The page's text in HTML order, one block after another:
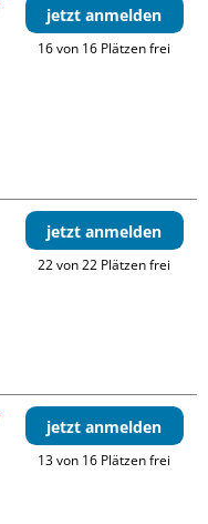
jetzt anmelden
16 von 16 Plätzen frei
jetzt anmelden
22 von 22 Plätzen frei
jetzt anmelden
13 von 16 Plätzen frei